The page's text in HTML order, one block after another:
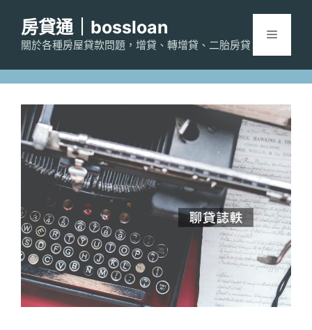
房貸通｜bossloan
關於各種房屋貸款問題，增貸、轉增貸、二胎房貸
選